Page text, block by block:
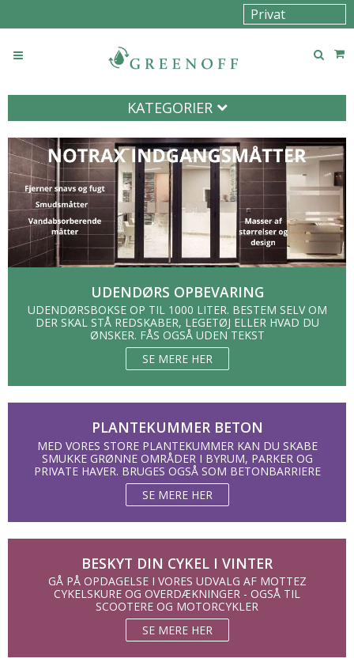
KATEGORIER
UDENDØRS OPBEVARING
UDENDØRSBOKSE OP TIL 1000 LITER. BESTEM SELV OM
DER SKAL STÅ REDSKABER, LEGETØJ ELLER HVAD DU
ØNSKER. FÅS OGSÅ UDEN TEKST
SE MERE HER
PLANTEKUMMER BETON
MED VORES STORE PLANTEKUMMER KAN DU SKABE
SMUKKE GRØNNE OMRÅDER I BYRUM, PARKER OG
PRIVATE HAVER. BRUGES OGSÅ SOM BETONBARRIERE
SE MERE HER
BESKYT DIN CYKEL I VINTER
GÅ PÅ OPDAGELSE I VORES UDVALG AF MOTTEZ
CYKELSKURE OG OVERDÆKNINGER - OGSÅ TIL
SCOOTERE OG MOTORCYKLER
SE MERE HER